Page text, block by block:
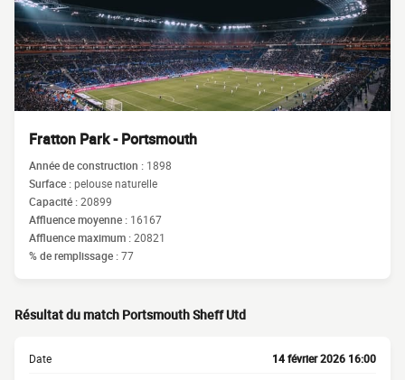
Fratton Park - Portsmouth
Année de construction : 1898
Surface :pelouse naturelle
Capacité :20899
Affluence moyenne : 16167
Affluence maximum :20821
% de remplissage :77
Résultat du match Portsmouth Sheff Utd
Date 14 février 2026 16:00